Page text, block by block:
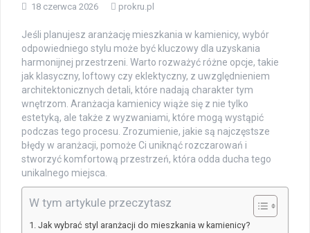
18 czerwca 2026 prokru.pl
Jeśli planujesz aranżację mieszkania w kamienicy, wybór
odpowiedniego stylu może być kluczowy dla uzyskania
harmonijnej przestrzeni. Warto rozważyć różne opcje, takie
jak klasyczny, loftowy czy eklektyczny, z uwzględnieniem
architektonicznych detali, które nadają charakter tym
wnętrzom. Aranżacja kamienicy wiąże się z nie tylko
estetyką, ale także z wyzwaniami, które mogą wystąpić
podczas tego procesu. Zrozumienie, jakie są najczęstsze
błędy w aranżacji, pomoże Ci uniknąć rozczarowań i
stworzyć komfortową przestrzeń, która odda ducha tego
unikalnego miejsca.
W tym artykule przeczytasz
Jak wybrać styl aranżacji do mieszkania w kamienicy?